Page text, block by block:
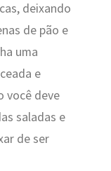
deixando
de pão e
uma
e
você deve
saladas e
de ser